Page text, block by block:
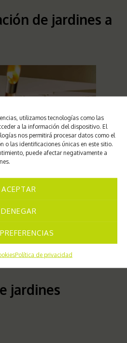
utilizamos tecnologías como las
a la información del dispositivo. El
nos permitirá procesar datos como el
o las identificaciones únicas en este sitio.
puede afectar negativamente a
ACEPTAR
DENEGAR
Política de privacidad
de jardines a
jardines